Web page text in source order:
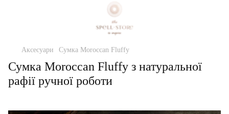
Аксесуари Сумка Moroccan Fluffy
Сумка Moroccan Fluffy з натуральної
рафії ручної роботи